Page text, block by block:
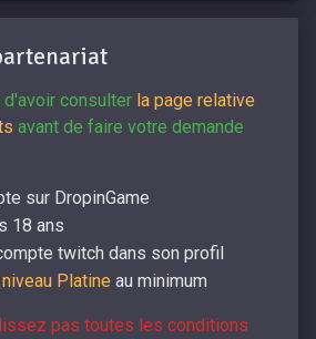
consulter la page relative
avant de faire votre demande
sur DropinGame
18 ans
twitch dans son profil
Platine au minimum
pas toutes les conditions